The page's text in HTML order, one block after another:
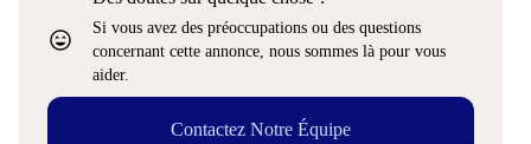
sentiment_very_satisfied
Si vous avez des préoccupations ou des questions
concernant cette annonce, nous sommes là pour vous
aider.
Contactez Notre Équipe